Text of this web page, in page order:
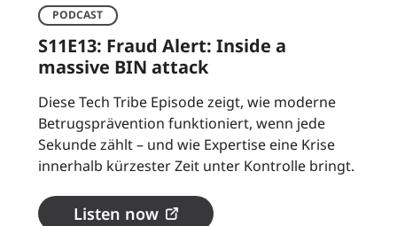
PODCAST
S11E13: Fraud Alert: Inside a
massive BIN attack
Diese Tech Tribe Episode zeigt, wie moderne
Betrugsprävention funktioniert, wenn jede
Sekunde zählt – und wie Expertise eine Krise
innerhalb kürzester Zeit unter Kontrolle bringt.
Listen now